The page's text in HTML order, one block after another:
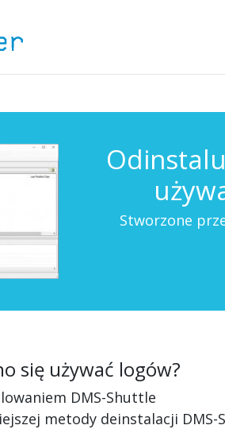
Stworzone
się używać logów?
DMS-Shuttle
metody deinstalacji DMS-